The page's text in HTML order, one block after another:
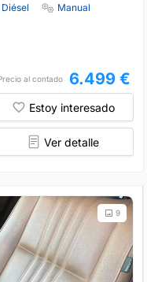
Diésel
Manual
al contado 6.499 €
Estoy interesado
Ver detalle
9